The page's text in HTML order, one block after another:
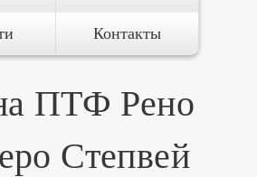
Контакты
ПТФ Рено
Степвей